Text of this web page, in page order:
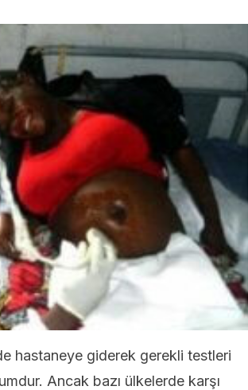
hastaneye giderek gerekli testleri
Ancak bazı ülkelerde karşı